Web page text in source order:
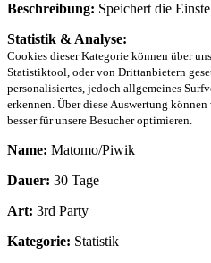
Beschreibung: Speichert die
Statistik & Analyse:
Cookies dieser Kategorie können über
Statistiktool, oder von Drittanbietern
personalisiertes, jedoch allgemeines
erkennen. Über diese Auswertung
besser für unsere Besucher optimieren.
Name: Matomo/Piwik
Dauer: 30 Tage
Art: 3rd Party
Kategorie: Statistik